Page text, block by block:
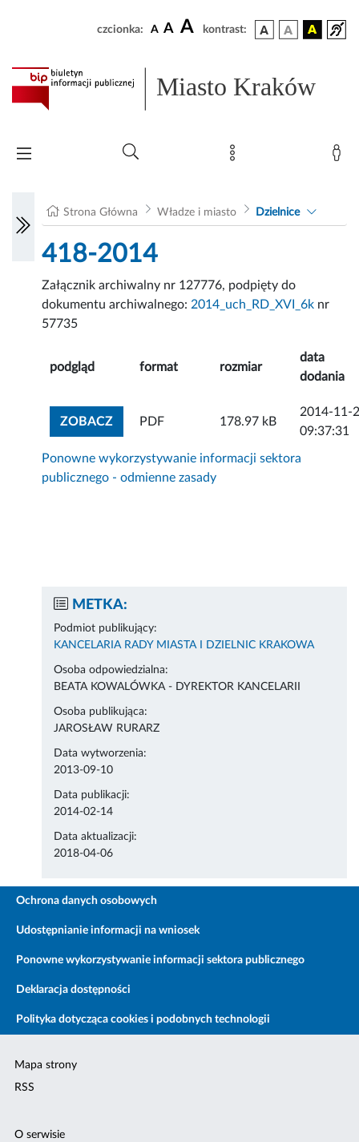
czcionka: A A A kontrast:
Miasto Kraków
Strona Główna Władze i miasto Dzielnice
418-2014
Załącznik archiwalny nr 127776, podpięty do
dokumentu archiwalnego: 2014_uch_RD_XVI_6k nr
57735
podgląd format rozmiar
data
dodania
ZOBACZZOBACZ ZAŁĄCZNIK
PDF 178.97 kB
2014-11-
09:37:31
Ponowne wykorzystywanie informacji sektora
publicznego - odmienne zasady
METKA:
Podmiot publikujący:
KANCELARIA RADY MIASTA I DZIELNIC KRAKOWA
Osoba odpowiedzialna:
BEATA KOWALÓWKA - DYREKTOR KANCELARII
Osoba publikująca:
JAROSŁAW RURARZ
Data wytworzenia:
2013-09-10
Data publikacji:
2014-02-14
Data aktualizacji:
2018-04-06
Ochrona danych osobowych
Udostępnianie informacji na wniosek
Ponowne wykorzystywanie informacji sektora publicznego
Deklaracja dostępności
Polityka dotycząca cookies i podobnych technologii
Mapa strony
RSS
O serwisie